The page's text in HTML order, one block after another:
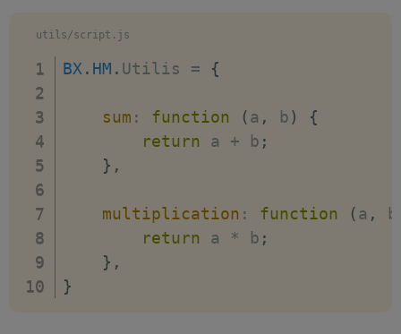
utils/script.js
BX. HM . Utilis = {
sum : function (a , b)
{
return a + b ;
} ,
multiplication : function (a , b
return a * b ;
} ,
}